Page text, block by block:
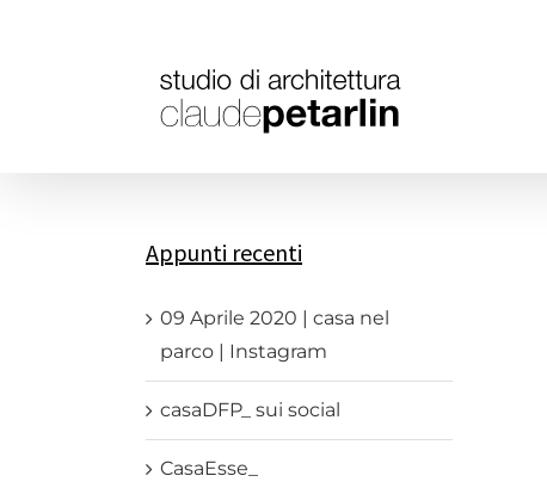
Appunti recenti
09 Aprile 2020 | casa nel
parco | Instagram
casaDFP_ sui social
CasaEsse_